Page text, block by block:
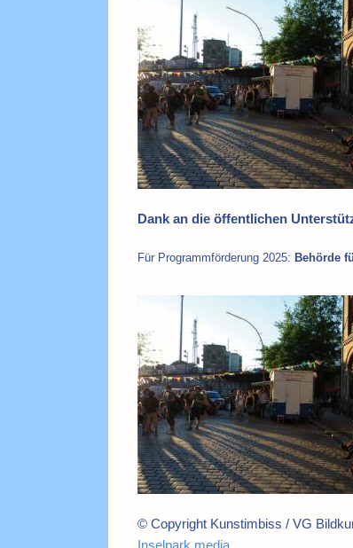
Dank an die öffentlichen
Für Programmförderung 2025: Behörde
© Copyright Kunstimbiss / VG
Inselpark media